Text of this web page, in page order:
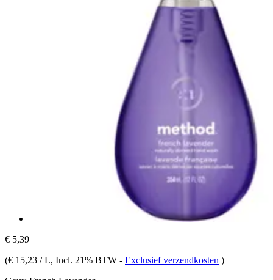
€ 5,39
(€ 15,23 / L, Incl. 21% BTW - Exclusief verzendkosten )